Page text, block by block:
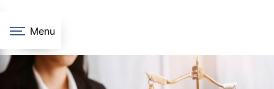
Menu